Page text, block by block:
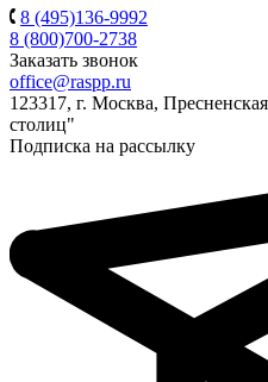
8 (495)136-9992
8 (800)700-2738
Заказать звонок
office@raspp.ru
123317, г. Москва,
столиц"
Подписка на рассылку